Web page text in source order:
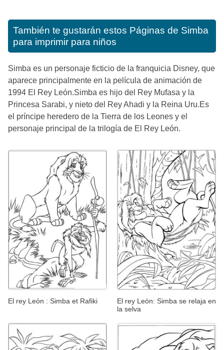
También te gustarán estos Páginas de Simba
para imprimir para niños
Simba es un personaje ficticio de la franquicia Disney, que
aparece principalmente en la película de animación de
1994 El Rey León.Simba es hijo del Rey Mufasa y la
Princesa Sarabi, y nieto del Rey Ahadi y la Reina Uru.Es
el príncipe heredero de la Tierra de los Leones y el
personaje principal de la trilogía de El Rey León.
El rey León : Simba et Rafiki
El rey León: Simba se relaja en
la selva